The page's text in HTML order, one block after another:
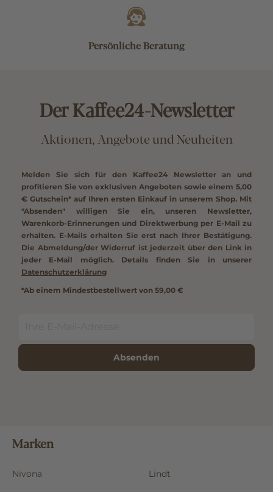
Persönliche Beratung
Der Kaffee24-Newsletter
Aktionen, Angebote und Neuheiten
Melden Sie sich für den Kaffee24 Newsletter an und
profitieren Sie von exklusiven Angeboten sowie einem 5,00
€ Gutschein* auf Ihren ersten Einkauf in unserem Shop. Mit
"Absenden" willigen Sie ein, unseren Newsletter,
Warenkorb-Erinnerungen und Direktwerbung per E-Mail zu
erhalten. E-Mails erhalten Sie erst nach Ihrer Bestätigung.
Die Abmeldung/der Widerruf ist jederzeit über den Link in
jeder E-Mail möglich. Details finden Sie in unserer
Datenschutzerklärung
*Ab einem Mindestbestellwert von 59,00 €
Absenden
Marken
Nivona Lindt